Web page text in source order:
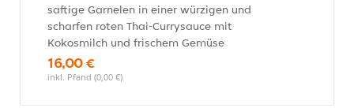
saftige Garnelen in einer würzigen und
scharfen roten Thai-Currysauce mit
Kokosmilch und frischem Gemüse
16,00 €
inkl. Pfand (0,00 €)